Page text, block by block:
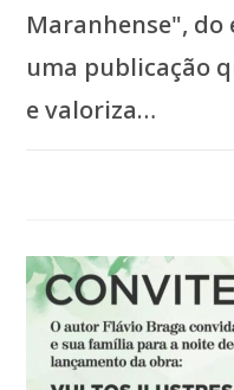
Maranhense", do
uma publicação
e valoriza…